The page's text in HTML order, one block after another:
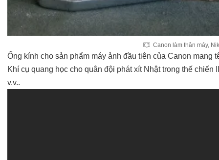
Canon làm thân máy,
Ống kính cho sản phẩm máy ảnh đầu tiên của Canon mang
Khí cụ quang học cho quân đội phát xít Nhật trong thế chiến
v.v..